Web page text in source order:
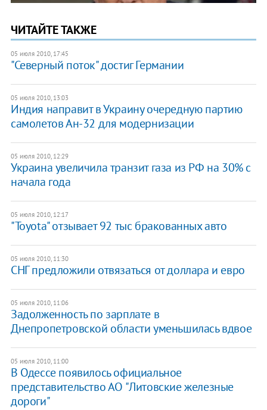
ЧИТАЙТЕ ТАКЖЕ
05 июля 2010, 17:45
"Северный поток" достиг Германии
05 июля 2010, 13:03
Индия направит в Украину очередную партию
самолетов Ан-32 для модернизации
05 июля 2010, 12:29
Украина увеличила транзит газа из РФ на 30% с
начала года
05 июля 2010, 12:17
"Toyota" отзывает 92 тыс бракованных авто
05 июля 2010, 11:30
СНГ предложили отвязаться от доллара и евро
05 июля 2010, 11:06
Задолженность по зарплате в
Днепропетровской области уменьшилась вдвое
05 июля 2010, 11:00
В Одессе появилось официальное
представительство АО "Литовские железные
дороги"